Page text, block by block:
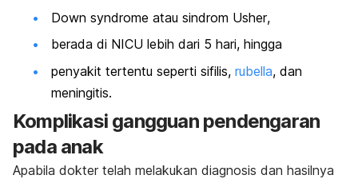
Down syndrome atau sindrom Usher,
berada di NICU lebih dari 5 hari, hingga
penyakit tertentu seperti sifilis, rubella, dan
meningitis.
Komplikasi gangguan pendengaran
pada anak
Apabila dokter telah melakukan diagnosis dan hasilnya